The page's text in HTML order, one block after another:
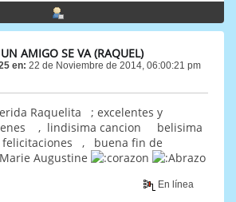
AMIGO SE VA (RAQUEL)
en: 22 de Noviembre de 2014, 06:00:21 pm
Raquelita ; excelentes y
, lindisima cancion belisima
, buena fin de
Augustine
En línea